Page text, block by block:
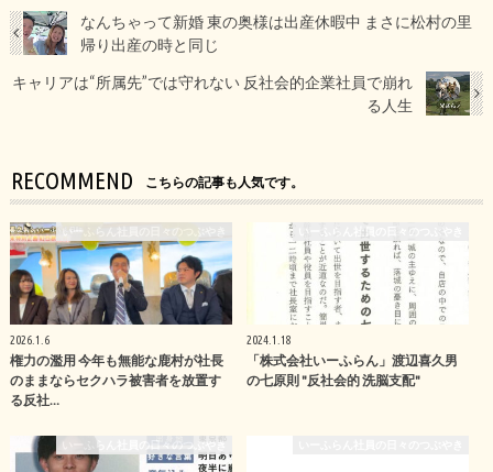
なんちゃって新婚 東の奥様は出産休暇中 まさに松村の里
帰り出産の時と同じ
キャリアは“所属先”では守れない 反社会的企業社員で崩れ
る人生
RECOMMEND こちらの記事も人気です。
いーふらん社員の日々のつぶやき
2026.1.6
権力の濫用 今年も無能な鹿村が社長
のままならセクハラ被害者を放置す
る反社…
いーふらん社員の日々のつぶやき
2024.1.18
「株式会社いーふらん」渡辺喜久男
の七原則 "反社会的 洗脳支配"
いーふらん社員の日々のつぶやき